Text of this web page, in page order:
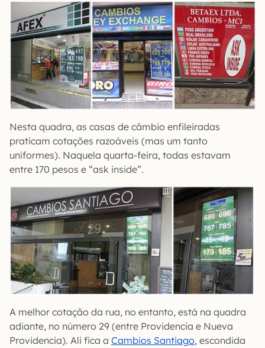
Nesta quadra, as casas de câmbio enfileiradas
praticam cotações razoáveis (mas um tanto
uniformes). Naquela quarta-feira, todas estavam
entre 170 pesos e “ask inside”.
A melhor cotação da rua, no entanto, está na quadra
adiante, no número 29 (entre Providencia e Nueva
Providencia). Ali fica a Cambios Santiago, escondida